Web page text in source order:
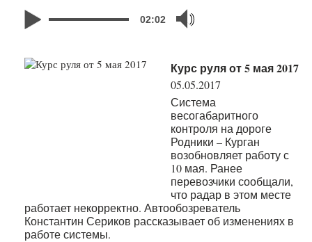
02:02
Курс руля от 5 мая 2017
05.05.2017
Система
весогабаритного
контроля на дороге
Родники – Курган
возобновляет работу с
10 мая. Ранее
перевозчики сообщали,
что радар в этом месте
работает некорректно. Автообозреватель
Константин Сериков рассказывает об изменениях в
работе системы.